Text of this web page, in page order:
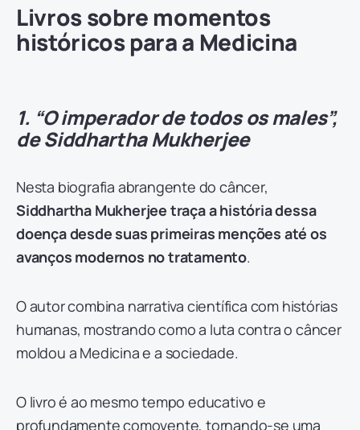
Livros sobre momentos
históricos para a Medicina
1. “O imperador de todos os males”,
de Siddhartha Mukherjee
Nesta biografia abrangente do câncer,
Siddhartha Mukherjee traça a história dessa
doença desde suas primeiras menções até os
avanços modernos no tratamento.
O autor combina narrativa científica com histórias
humanas, mostrando como a luta contra o câncer
moldou a Medicina e a sociedade.
O livro é ao mesmo tempo educativo e
profundamente comovente, tornando-se uma